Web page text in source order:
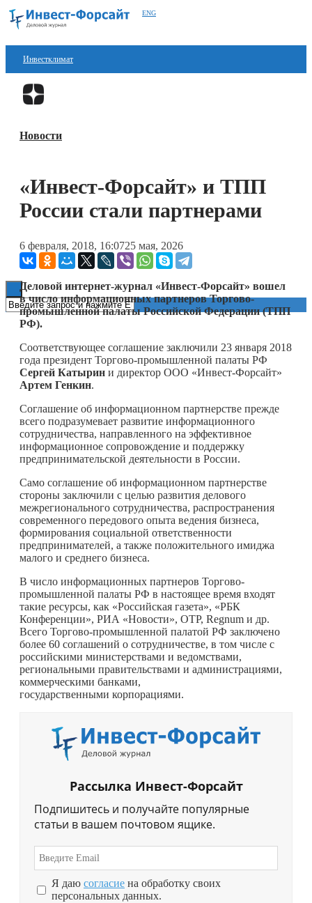
ENG
Инвестклимат
Финансы
Блокчейн
Книги
Новости
«Инвест-Форсайт» и ТПП
России стали партнерами
6 февраля, 2018, 16:0725 мая, 2026
Деловой интернет-журнал «Инвест-Форсайт» вошел
в число информационных партнеров Торгово-
промышленной палаты Российской Федерации (ТПП
РФ).
Соответствующее соглашение заключили 23 января 2018
года президент Торгово-промышленной палаты РФ
Сергей Катырин и директор ООО «Инвест-Форсайт»
Артем Генкин.
Соглашение об информационном партнерстве прежде
всего подразумевает развитие информационного
сотрудничества, направленного на эффективное
информационное сопровождение и поддержку
предпринимательской деятельности в России.
Само соглашение об информационном партнерстве
стороны заключили с целью развития делового
межрегионального сотрудничества, распространения
современного передового опыта ведения бизнеса,
формирования социальной ответственности
предпринимателей, а также положительного имиджа
малого и среднего бизнеса.
В число информационных партнеров Торгово-
промышленной палаты РФ в настоящее время входят
такие ресурсы, как «Российская газета», «РБК
Конференции», РИА «Новости», ОТР, Regnum и др.
Всего Торгово-промышленной палатой РФ заключено
более 60 соглашений о сотрудничестве, в том числе с
российскими министерствами и ведомствами,
региональными правительствами и администрациями,
коммерческими банками,
государственными корпорациями.
Рассылка Инвест-Форсайт
Подпишитесь и получайте популярные
статьи в вашем почтовом ящике.
Я даю согласие на обработку своих
персональных данных.